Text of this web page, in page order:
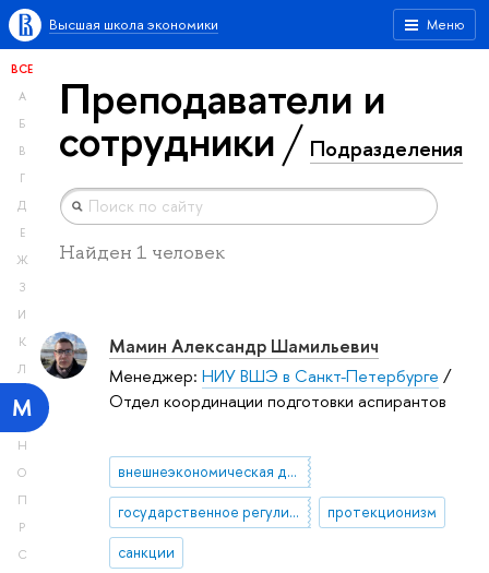
Меню
Высшая школа экономики
ВСЕ
А
Б
В
Г
Д
Е
Ж
З
И
К
Л
М
Н
О
П
Р
С
Преподаватели и
сотрудники Подразделения
Найден 1 человек
Мамин Александр Шамильевич
Менеджер: НИУ ВШЭ в Санкт-Петербурге /
Отдел координации подготовки аспирантов
внешнеэкономическая деятельность предприятий
государственное регулирование внешнеэкономических связей протекционизм
санкции